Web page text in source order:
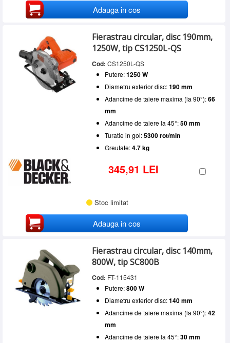
Adauga in cos
Fierastrau circular, disc 190mm,
1250W, tip CS1250L-QS
Cod: CS1250L-QS
Putere:1250 W
Diametru exterior disc:190 mm
Adancime de taiere maxima (la 90°):66
mm
Adancime de taiere la 45°:50 mm
Turatie in gol:5300 rot/min
Greutate:4.7 kg
345,91 LEI
Stoc limitat
Adauga in cos
Fierastrau circular, disc 140mm,
800W, tip SC800B
Cod: FT-115431
Putere:800 W
Diametru exterior disc:140 mm
Adancime de taiere maxima (la 90°):42
mm
Adancime de taiere la 45°:30 mm